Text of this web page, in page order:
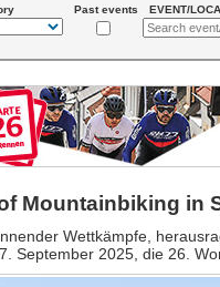
Past events EVENT/
Mountainbiking in
Wettkämpfe,
September 2025, die 26.